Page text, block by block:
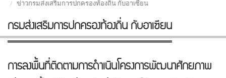
ข่าวกรมส่งเสริมการปกครองท้องถิ่น กับอาเซียน
กรมส่งเสริมการปกครองท้องถิ่น กับอาเซียน
การลงพื้นที่ติดตามการดำเนินโครงการพัฒนาศักยภาพ